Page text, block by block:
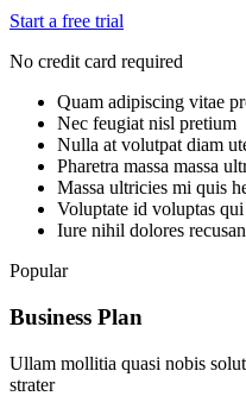
Start a free trial
No credit card required
Quam adipiscing vitae
Nec feugiat nisl pretium
Nulla at volutpat diam
Pharetra massa massa
Massa ultricies mi quis
Voluptate id voluptas
Iure nihil dolores
Popular
Business Plan
Ullam mollitia quasi nobis
strater